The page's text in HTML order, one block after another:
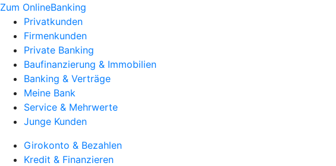
Zum OnlineBanking
Privatkunden
Firmenkunden
Private Banking
Baufinanzierung & Immobilien
Banking & Verträge
Meine Bank
Service & Mehrwerte
Junge Kunden
Girokonto & Bezahlen
Kredit & Finanzieren